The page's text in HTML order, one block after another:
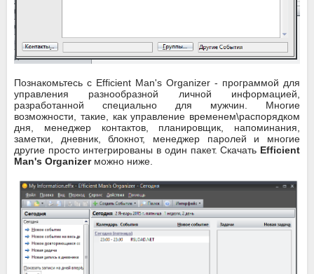
Познакомьтесь с Efficient Man's Organizer - программой для
управления разнообразной личной информацией,
разработанной специально для мужчин. Многие
возможности, такие, как управление временем\распорядком
дня, менеджер контактов, планировщик, напоминания,
заметки, дневник, блокнот, менеджер паролей и многие
другие просто интегрированы в один пакет. Скачать Efficient
Man's Organizerможно ниже.